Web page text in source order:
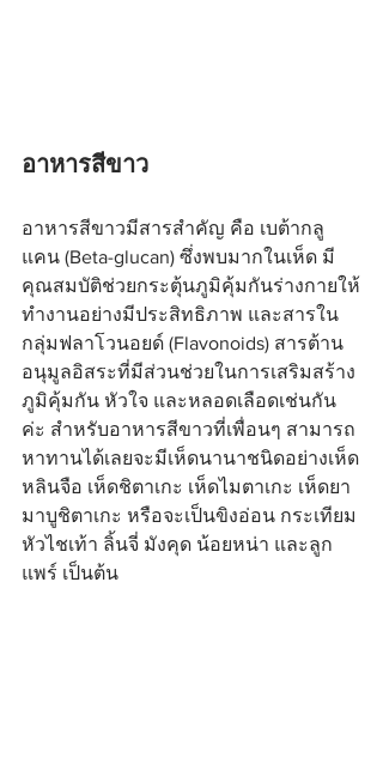
อาหารสีขาว
อาหารสีขาวมีสารสำคัญ คือ เบต้ากลู
แคน (Beta-glucan) ซึ่งพบมากในเห็ด มี
คุณสมบัติช่วยกระตุ้นภูมิคุ้มกันร่างกายให้
ทำงานอย่างมีประสิทธิภาพ และสารใน
กลุ่มฟลาโวนอยด์ (Flavonoids) สารต้าน
อนุมูลอิสระที่มีส่วนช่วยในการเสริมสร้าง
ภูมิคุ้มกัน หัวใจ และหลอดเลือดเช่นกัน
ค่ะ สำหรับอาหารสีขาวที่เพื่อนๆ สามารถ
หาทานได้เลยจะมีเห็ดนานาชนิดอย่างเห็ด
หลินจือ เห็ดชิตาเกะ เห็ดไมตาเกะ เห็ดยา
มาบูชิตาเกะ หรือจะเป็นขิงอ่อน กระเทียม
หัวไชเท้า ลิ้นจี่ มังคุด น้อยหน่า และลูก
แพร์ เป็นต้น